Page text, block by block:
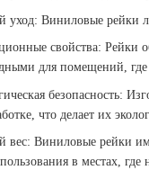
уход: Виниловые рейки
свойства: Рейки
для помещений, где
безопасность:
что делает их
вес: Виниловые рейки
в местах,